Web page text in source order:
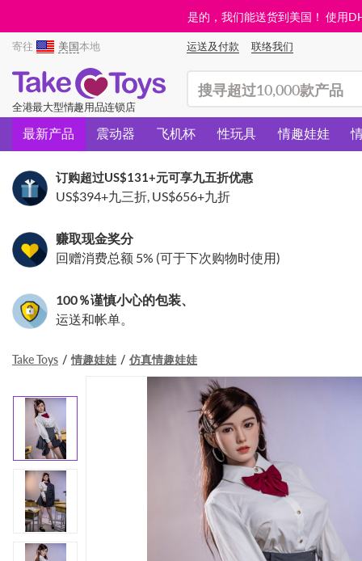
是的，我们能送货到美国！ 使用
寄往 美国本地 运送及付款 联络我们
全港最大型情趣用品连锁店
最新产品 震动器 飞机杯 性玩具 情趣娃娃
订购超过US$131+元可享九五折优惠
US$394+九三折, US$656+九折
赚取现金奖分
回赠消费总额 5% (可于下次购物时使用)
100％谨慎小心的包装、
运送和帐单。
Take Toys 情趣娃娃 仿真情趣娃娃